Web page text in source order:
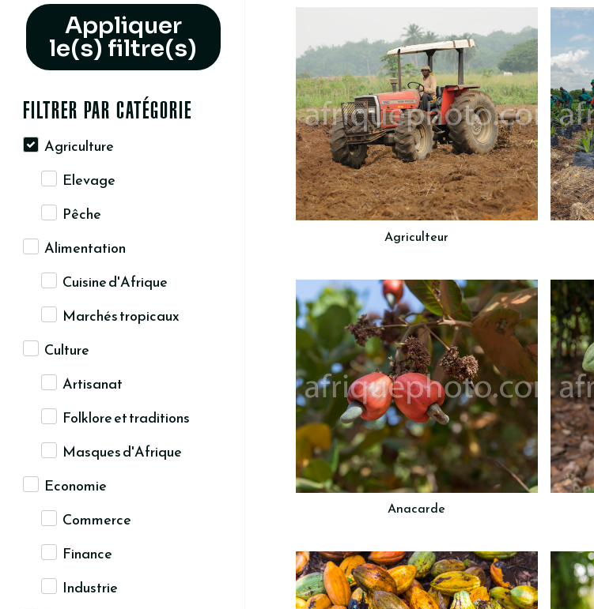
Appliquer
le(s) filtre(s)
FILTRER PAR CATÉGORIE
Agriculture
Elevage
Pêche
Alimentation
Cuisine d'Afrique
Marchés tropicaux
Culture
Artisanat
Folklore et traditions
Masques d'Afrique
Economie
Commerce
Finance
Industrie
Agriculteur
Anacarde